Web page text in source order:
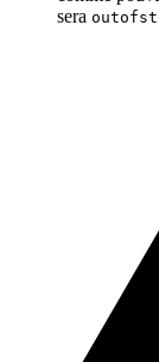
sera